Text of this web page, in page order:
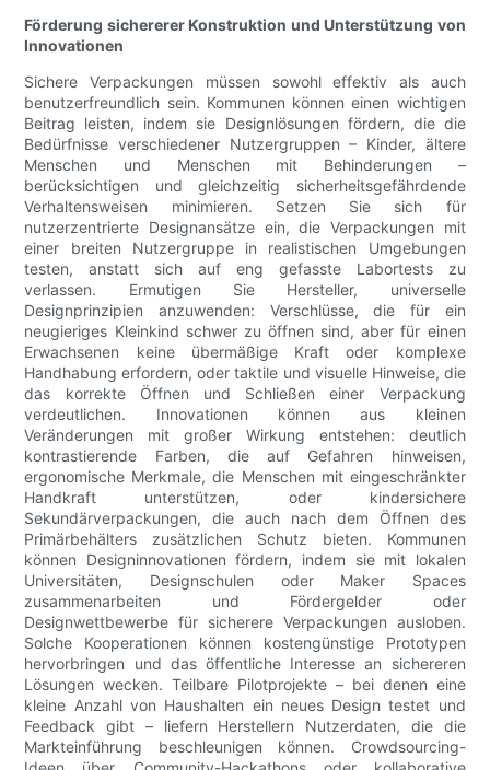
Förderung sichererer Konstruktion und Unterstützung von
Innovationen
Sichere Verpackungen müssen sowohl effektiv als auch
benutzerfreundlich sein. Kommunen können einen wichtigen
Beitrag leisten, indem sie Designlösungen fördern, die die
Bedürfnisse verschiedener Nutzergruppen – Kinder, ältere
Menschen und Menschen mit Behinderungen –
berücksichtigen und gleichzeitig sicherheitsgefährdende
Verhaltensweisen minimieren. Setzen Sie sich für
nutzerzentrierte Designansätze ein, die Verpackungen mit
einer breiten Nutzergruppe in realistischen Umgebungen
testen, anstatt sich auf eng gefasste Labortests zu
verlassen. Ermutigen Sie Hersteller, universelle
Designprinzipien anzuwenden: Verschlüsse, die für ein
neugieriges Kleinkind schwer zu öffnen sind, aber für einen
Erwachsenen keine übermäßige Kraft oder komplexe
Handhabung erfordern, oder taktile und visuelle Hinweise, die
das korrekte Öffnen und Schließen einer Verpackung
verdeutlichen. Innovationen können aus kleinen
Veränderungen mit großer Wirkung entstehen: deutlich
kontrastierende Farben, die auf Gefahren hinweisen,
ergonomische Merkmale, die Menschen mit eingeschränkter
Handkraft unterstützen, oder kindersichere
Sekundärverpackungen, die auch nach dem Öffnen des
Primärbehälters zusätzlichen Schutz bieten. Kommunen
können Designinnovationen fördern, indem sie mit lokalen
Universitäten, Designschulen oder Maker Spaces
zusammenarbeiten und Fördergelder oder
Designwettbewerbe für sicherere Verpackungen ausloben.
Solche Kooperationen können kostengünstige Prototypen
hervorbringen und das öffentliche Interesse an sichereren
Lösungen wecken. Teilbare Pilotprojekte – bei denen eine
kleine Anzahl von Haushalten ein neues Design testet und
Feedback gibt – liefern Herstellern Nutzerdaten, die die
Markteinführung beschleunigen können. Crowdsourcing-